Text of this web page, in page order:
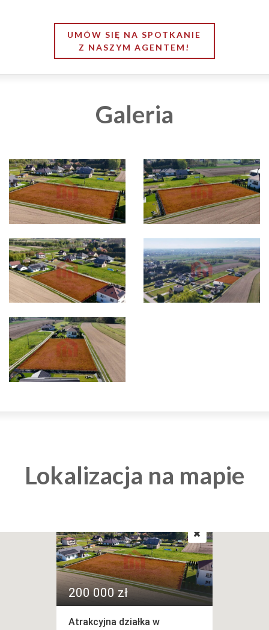
UMÓW SIĘ NA SPOTKANIE
Z NASZYM AGENTEM!
Galeria
Lokalizacja na mapie
200 000 zł
Atrakcyjna działka w